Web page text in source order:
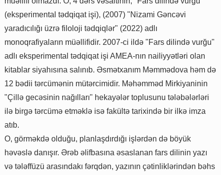
(eksperimental tədqiqat işi), (2007) "Nizami Gəncəvi
yaradıcılığı üzrə filoloji tədqiqlər" (2022) adlı
monoqrafiyaların müəllifidir. 2007-ci ildə "Fars dilində vurğu"
adlı eksperimental tədqiqat işi AMEA-nın nailiyyətləri olan
kitablar siyahısına salınıb. Əsmətxanım Məmmədova həm də
12 bədii tərcümənin mütərcimidir. Məhəmməd Mirkiyaninin
"Çillə gecəsinin nağılları" hekayələr toplusunu tələbələrləri
ilə birgə tərcümə etməklə isə fakültə tarixində bir ilkə imza
atıb.
O, görməkdə olduğu, planlaşdırdığı işlərdən də böyük
həvəslə danışır. Ərəb əlifbasına əsaslanan fars dilinin yazı
və tələffüzü arasındakı fərqdən, yazının çətinliklərindən bəhs